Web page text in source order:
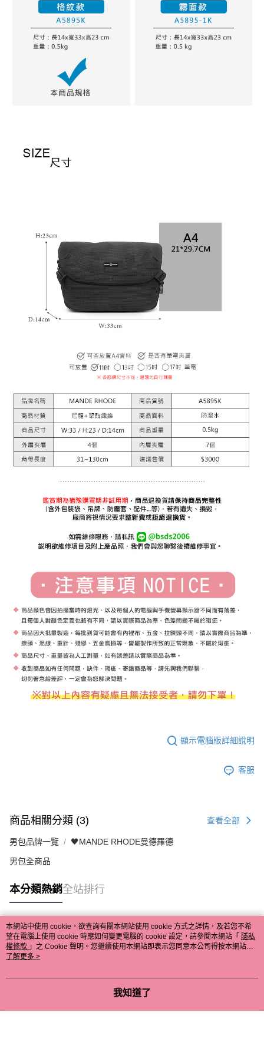
顯示電腦版詳細說明
客服
商品相關分類 (3) 查看全部
男包品牌一覽 🖤MANDE RHODE曼德羅德
男包全商品
本分類熱銷全站排行
熱門標籤
本網站中使用 cookie，欲查詢有關本網站使用 cookie 方式之詳情，及若您不希
望在電腦上使用 cookie 時應如何變更電腦的 cookie 設定，請參閱本網站「 隱私
權條款 」之 Cookie 聲明。您繼續使用本網站即表示您同意本公司得按本網站使
用條款之 Cookie 聲明使用 cookie。
了解更多 >
我知道了